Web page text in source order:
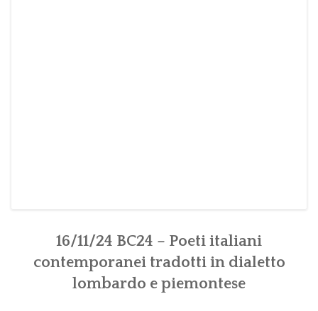
16/11/24 BC24 – Poeti italiani
contemporanei tradotti in dialetto
lombardo e piemontese